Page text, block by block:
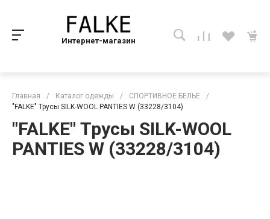
Интернет-магазин
Главная / Каталог одежды / СПОРТИВНОЕ БЕЛЬЕ
/
"FALKE" Трусы SILK-WOOL PANTIES W (33228/3104)
"FALKE" Трусы SILK-WOOL
PANTIES W (33228/3104)